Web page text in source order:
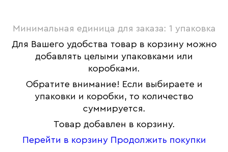
Минимальная единица для заказа: 1 упаковка
Для Вашего удобства товар в корзину можно
добавлять целыми упаковками или
коробками.
Обратите внимание! Если выбираете и
упаковки и коробки, то количество
суммируется.
Товар добавлен в корзину.
Перейти в корзину Продолжить покупки